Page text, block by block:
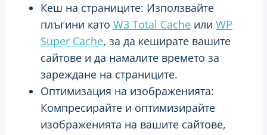
Кеш на страниците: Използвайте
плъгини като W3 Total Cache или WP
Super Cache, за да кеширате вашите
сайтове и да намалите времето за
зареждане на страниците.
Оптимизация на изображенията:
Компресирайте и оптимизирайте
изображенията на вашите сайтове,